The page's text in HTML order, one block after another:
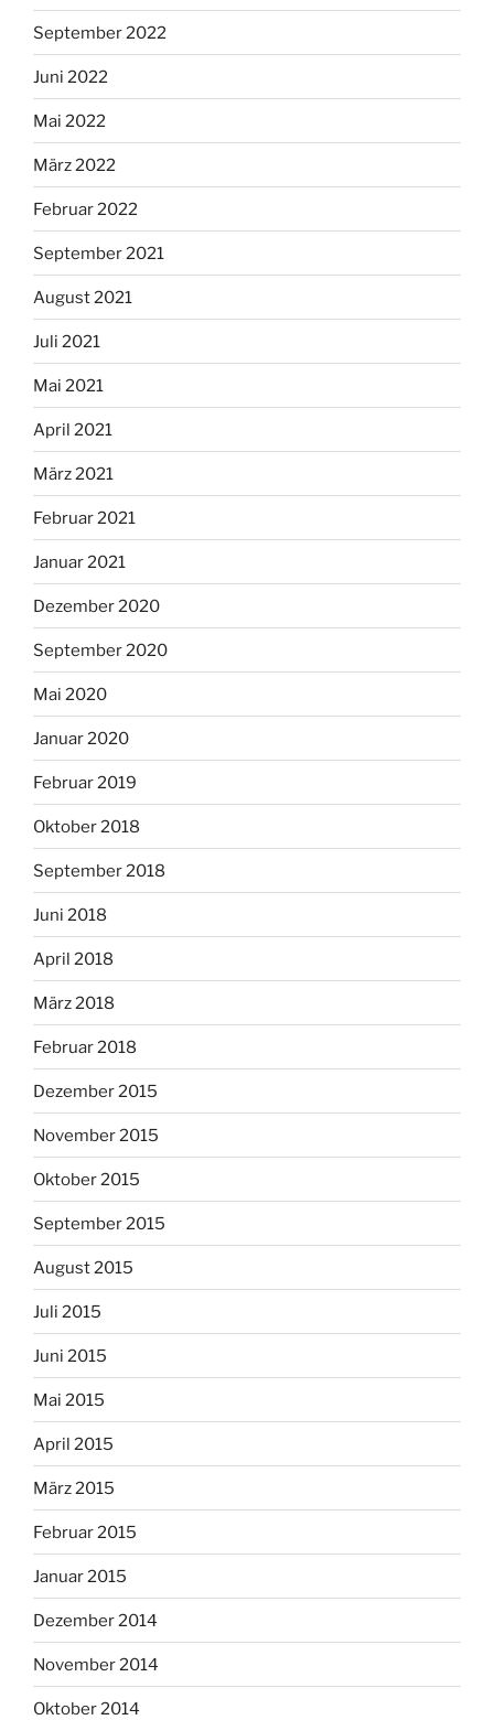
September 2022
Juni 2022
Mai 2022
März 2022
Februar 2022
September 2021
August 2021
Juli 2021
Mai 2021
April 2021
März 2021
Februar 2021
Januar 2021
Dezember 2020
September 2020
Mai 2020
Januar 2020
Februar 2019
Oktober 2018
September 2018
Juni 2018
April 2018
März 2018
Februar 2018
Dezember 2015
November 2015
Oktober 2015
September 2015
August 2015
Juli 2015
Juni 2015
Mai 2015
April 2015
März 2015
Februar 2015
Januar 2015
Dezember 2014
November 2014
Oktober 2014